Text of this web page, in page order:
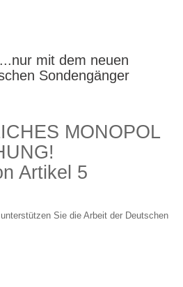
mit dem neuen
Sondengänger
MONOPOL
Artikel 5
Sie die Arbeit der Deutschen